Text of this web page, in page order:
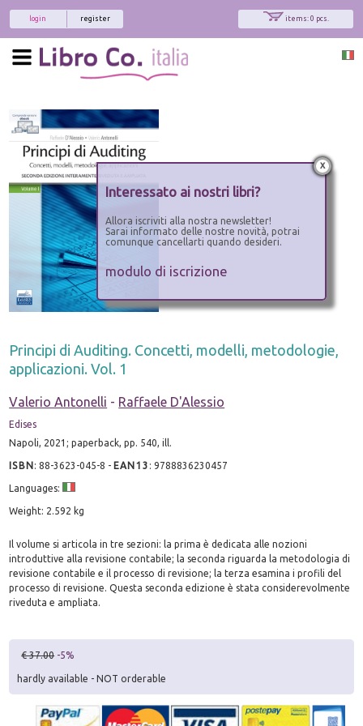
items: 0 pcs.
register
login
Principi di Auditing. Concetti, modelli, metodologie,
applicazioni. Vol. 1
Valerio Antonelli - Raffaele D'Alessio
Edises
Napoli, 2021; paperback, pp. 540, ill.
ISBN:88-3623-045-8 - EAN13 :9788836230457
Languages:
Weight: 2.592 kg
Il volume si articola in tre sezioni: la prima è dedicata alle nozioni
introduttive alla revisione contabile; la seconda riguarda la metodologia di
revisione contabile e il processo di revisione; la terza esamina i profili del
processo di revisione. Questa seconda edizione è stata considerevolmente
riveduta e ampliata.
€ 37.00 -5%
hardly available - NOT orderable
x
Interessato ai nostri libri?
Allora iscriviti alla nostra newsletter!
Sarai informato delle nostre novità, potrai
comunque cancellarti quando desideri.
modulo di iscrizione